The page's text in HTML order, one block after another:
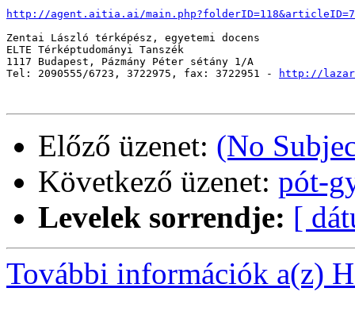
http://agent.aitia.ai/
Zentai László térképész, egyetemi docens
ELTE Térképtudományi Tanszék
1117 Budapest, Pázmány Péter sétány 1/A
Tel: 2090555/6723, 3722975, fax: 3722951 -
http://
Előző üzenet: (No
Következő üzenet: pót-
Levelek sorrendje: [
További információk a(z)